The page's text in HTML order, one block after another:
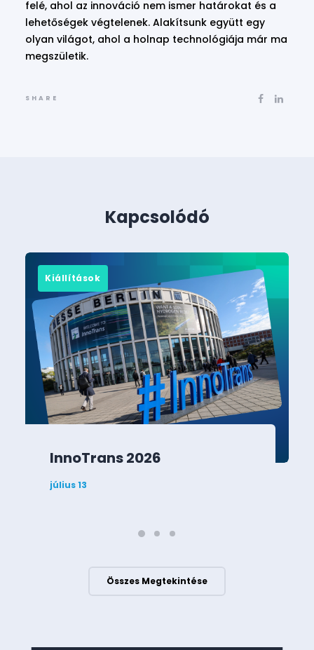
felé, ahol az innováció nem ismer határokat és a
lehetőségek végtelenek. Alakítsunk együtt egy
olyan világot, ahol a holnap technológiája már ma
megszületik.
SHARE
Kapcsolódó
Kiállítások
InnoTrans 2026
július 13
Összes Megtekintése